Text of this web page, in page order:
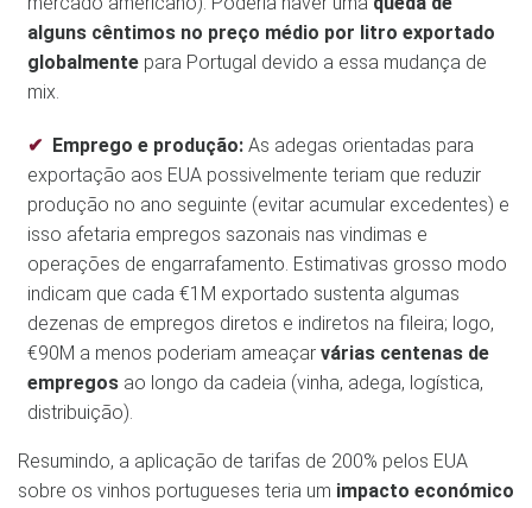
alguns cêntimos no preço médio por litro exportado
globalmente para Portugal devido a essa mudança de
mix.
Emprego e produção: As adegas orientadas para
exportação aos EUA possivelmente teriam que reduzir
produção no ano seguinte (evitar acumular excedentes) e
isso afetaria empregos sazonais nas vindimas e
operações de engarrafamento. Estimativas grosso modo
indicam que cada €1M exportado sustenta algumas
dezenas de empregos diretos e indiretos na fileira; logo,
€90M a menos poderiam ameaçar várias centenas de
empregos ao longo da cadeia (vinha, adega, logística,
distribuição).
Resumindo, a aplicação de tarifas de 200% pelos EUA
sobre os vinhos portugueses teria um impacto económico